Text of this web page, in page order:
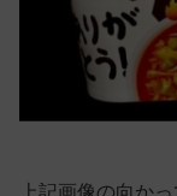
上記画像の向か